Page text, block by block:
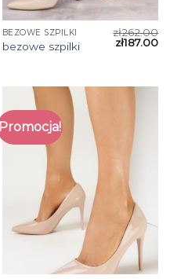
BEZOWE SZPILKI
bezowe szpilki
zł262.00
zł187.00
Promocja!